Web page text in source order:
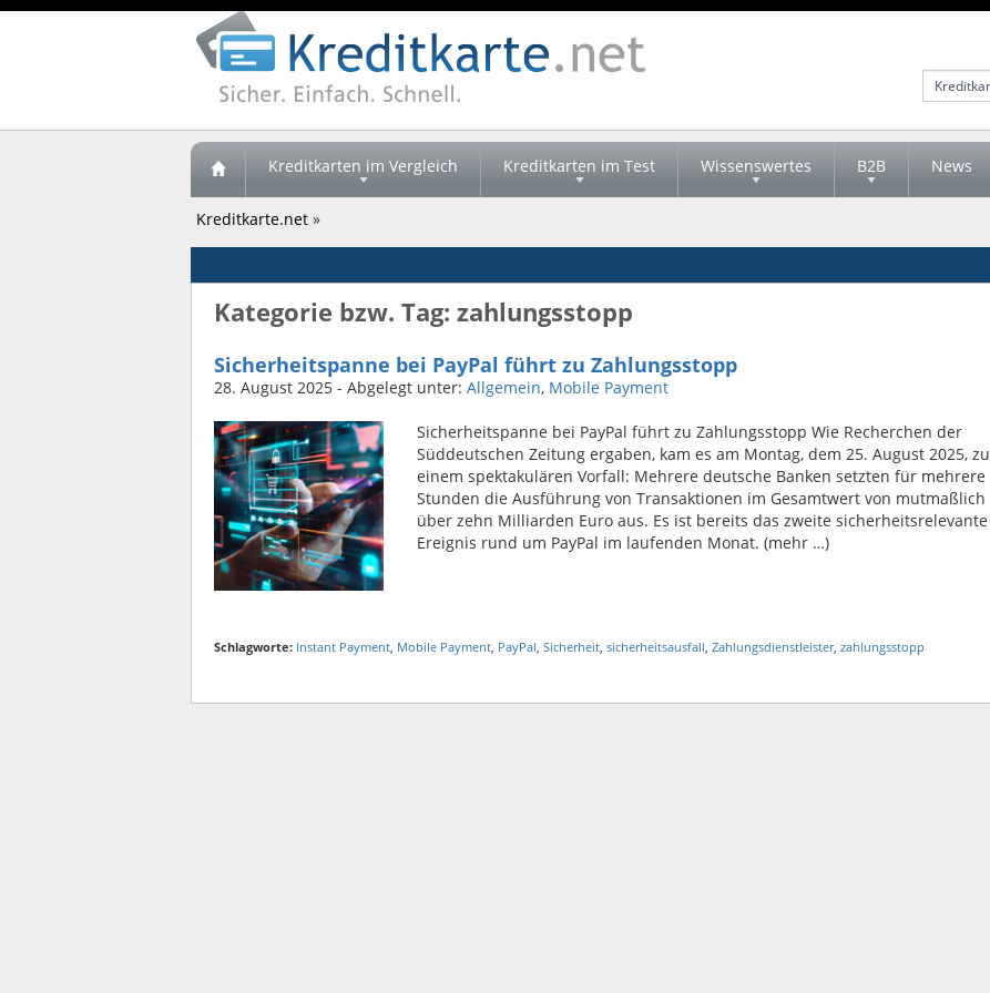
Kreditkarten im Vergleich Kreditkarten im Test Wissenswertes B2B News
Kreditkarte.net »
Kategorie bzw. Tag: zahlungsstopp
Sicherheitspanne bei PayPal führt zu Zahlungsstopp
28. August 2025 - Abgelegt unter: Allgemein, Mobile Payment
Sicherheitspanne bei PayPal führt zu Zahlungsstopp Wie Recherchen der
Süddeutschen Zeitung ergaben, kam es am Montag, dem 25. August 2025, zu
einem spektakulären Vorfall: Mehrere deutsche Banken setzten für mehrere
Stunden die Ausführung von Transaktionen im Gesamtwert von mutmaßlich
über zehn Milliarden Euro aus. Es ist bereits das zweite sicherheitsrelevante
Ereignis rund um PayPal im laufenden Monat. (mehr …)
Schlagworte: Instant Payment, Mobile Payment, PayPal, Sicherheit, sicherheitsausfall, Zahlungsdienstleister, zahlungsstopp